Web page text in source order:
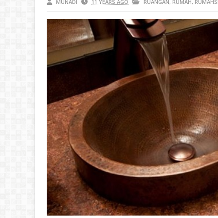
MUNADI 11 YEARS AGO RUANGAN, RUMAH,